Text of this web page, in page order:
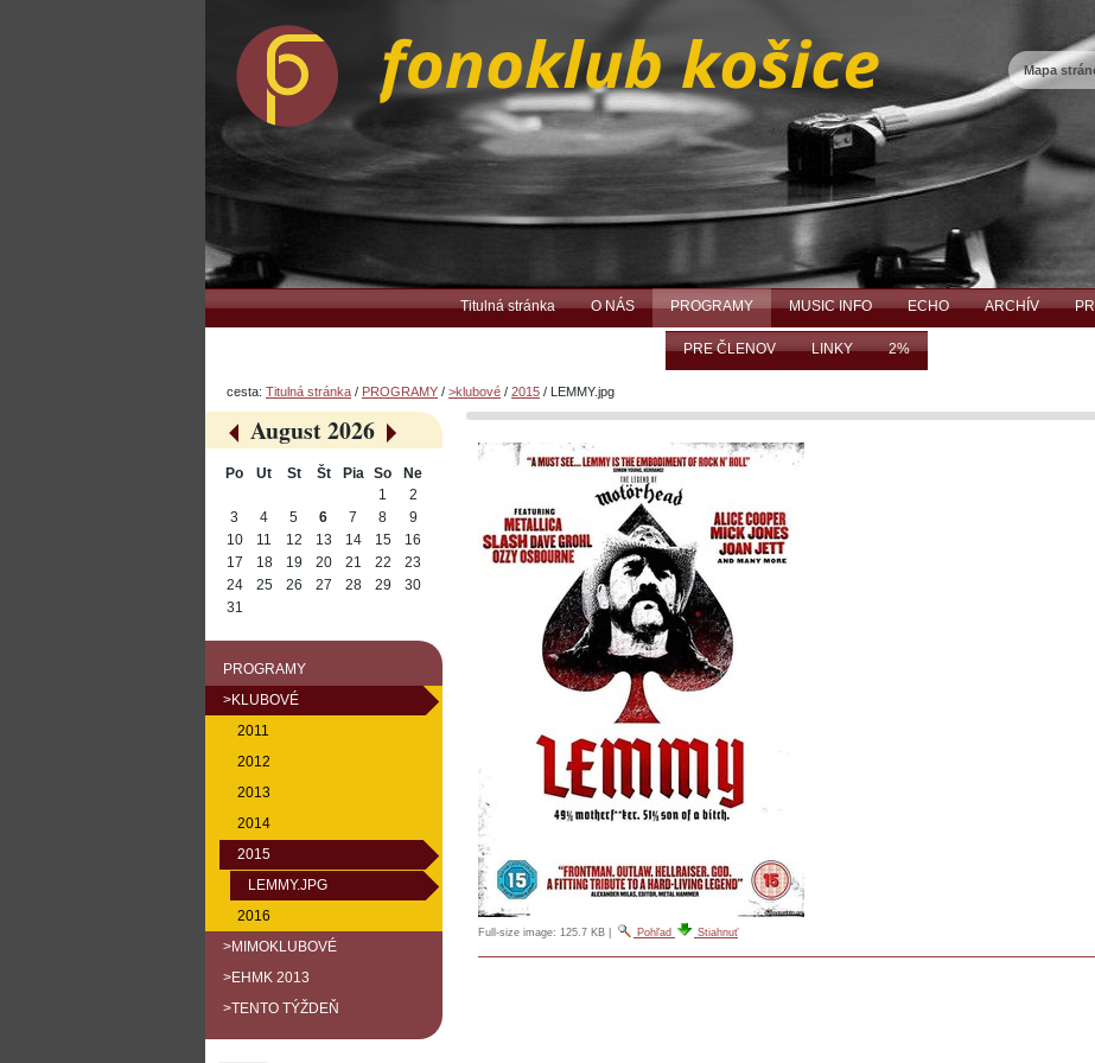
obsah.
navigáciu
Mapa
Titulná stránka O NÁS PROGRAMY MUSIC INFO ECHO ARCHÍV
PRE ČLENOV LINKY 2%
cesta: Titulná stránka / PROGRAMY / >klubové / 2015 / LEMMY.jpg
Full-size image: 125.7 KB Pohľad Stiahnuť
«
August 2026
»
Po Ut St Št Pia So
Ne
1
2
3
4 5 6 7 8
9
10
11 12 13 14 15
16
17
18 19 20 21 22
23
24
25 26 27 28 29
30
31
PROGRAMY
>KLUBOVÉ
2011
2012
2013
2014
2015
LEMMY.JPG
2016
>MIMOKLUBOVÉ
>EHMK 2013
>TENTO TÝŽDEŇ